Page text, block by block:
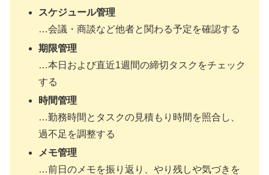
スケジュール管理
…会議・商談など他者と関わる予定を確認する
期限管理
…本日および直近1週間の締切タスクをチェック
する
時間管理
…勤務時間とタスクの見積もり時間を照合し、
過不足を調整する
メモ管理
…前日のメモを振り返り、やり残しや気づきを